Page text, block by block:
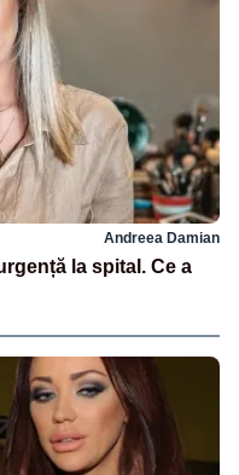
Andreea Damian
la spital. Ce a